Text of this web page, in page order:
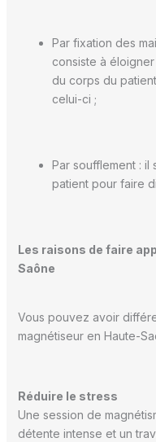
Par fixation des
consiste à
du corps du
celui-ci ;
Par soufflement : il
patient pour faire
Les raisons de faire
Saône
Vous pouvez avoir
magnétiseur en Haute-
Réduire le stress
Une session de
détente intense et un